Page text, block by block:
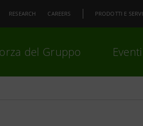
RESEARCH CAREERS PRODOTTI E
del Gruppo